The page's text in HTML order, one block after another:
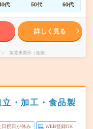
代 50代 60代
詳しく見る
製造事業部（全国）
・加工・食品製
日祝日が休み WEB登録OK